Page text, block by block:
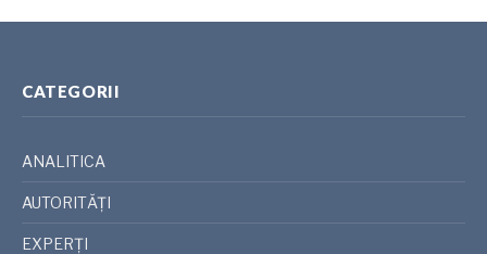
CATEGORII
ANALITICA
AUTORITĂȚI
EXPERȚI